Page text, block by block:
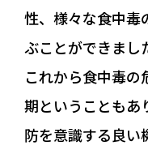
メールでのお
性、様々な食中毒
ぶことができまし
これから食中毒
期ということもあ
防を意識する良い